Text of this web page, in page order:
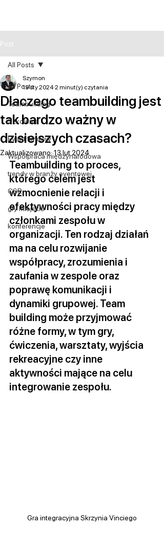
Post
All Posts
Teambuilding
Szkolenie
Event firmowy
Współpraca międzynarodowa
trendy w branży eventowej
CSR
gry miejskie
konferencje
All Posts
Dlaczego teambuilding jest
tak bardzo ważny w
dzisiejszych czasach?
Szymon
19 sty 2024 2 minut(y) czytania
Zaktualizowano:13 lut 2024
Teambuilding to proces,
którego celem jest
wzmocnienie relacji i
efektywności pracy między
członkami zespołu w
organizacji. Ten rodzaj działań
ma na celu rozwijanie
współpracy, zrozumienia i
zaufania w zespole oraz
poprawę komunikacji i
dynamiki grupowej. Team
building może przyjmować
różne formy, w tym gry,
ćwiczenia, warsztaty, wyjścia
rekreacyjne czy inne
aktywności mające na celu
integrowanie zespołu.
Gra integracyjna Skrzynia Vinciego